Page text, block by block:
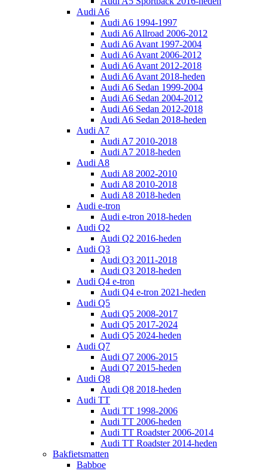
Audi A6
Audi A6 1994-1997
Audi A6 Allroad 2006-2012
Audi A6 Avant 1997-2004
Audi A6 Avant 2006-2012
Audi A6 Avant 2012-2018
Audi A6 Avant 2018-heden
Audi A6 Sedan 1999-2004
Audi A6 Sedan 2004-2012
Audi A6 Sedan 2012-2018
Audi A6 Sedan 2018-heden
Audi A7
Audi A7 2010-2018
Audi A7 2018-heden
Audi A8
Audi A8 2002-2010
Audi A8 2010-2018
Audi A8 2018-heden
Audi e-tron
Audi e-tron 2018-heden
Audi Q2
Audi Q2 2016-heden
Audi Q3
Audi Q3 2011-2018
Audi Q3 2018-heden
Audi Q4 e-tron
Audi Q4 e-tron 2021-heden
Audi Q5
Audi Q5 2008-2017
Audi Q5 2017-2024
Audi Q5 2024-heden
Audi Q7
Audi Q7 2006-2015
Audi Q7 2015-heden
Audi Q8
Audi Q8 2018-heden
Audi TT
Audi TT 1998-2006
Audi TT 2006-heden
Audi TT Roadster 2006-2014
Audi TT Roadster 2014-heden
Bakfietsmatten
Babboe